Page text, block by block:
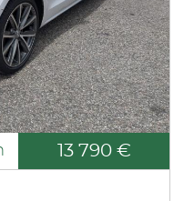
13 790 €